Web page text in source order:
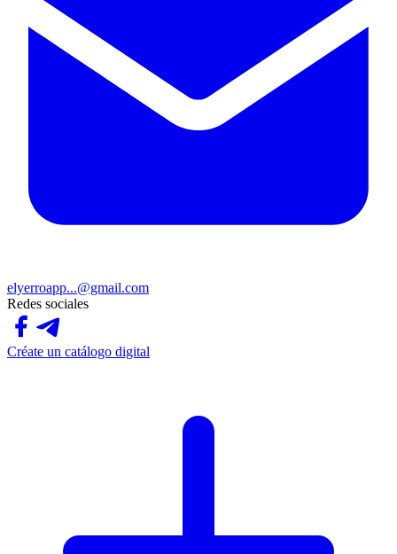
elyerroapp...@gmail.com
Redes sociales
Créate un catálogo digital